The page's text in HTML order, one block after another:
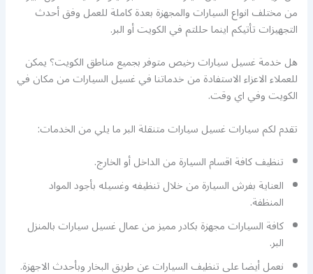
من مختلف انواع السيارات والمجهزة بعدة كاملة للعمل وفق أحدث
التجهيزات تأتيكم اينما حللتم في الكويت أو البر.
هل خدمة غسيل سيارات رخيص متوفر بجميع مناطق الكويت؟ يمكن
للعملاء الاعزاء الاستفادة من خدماتنا في غسيل السيارات من مكان في
الكويت وفي اي وقت.
تقدم لكم سيارات غسيل سيارات متنقلة البر ما يلي من الخدمات:
تنظيف كافة اقسام السيارة من الداخل أو الخارج.
العناية بفرش السيارة من خلال تنظيفه وغسيله بأجود المواد
المنظفة.
كافة السيارات مجهزة بكادر مميز من عمال غسيل سيارات بالمنزل
البر.
نعمل أيضا على تنظيف السيارات عن طريق البخار وبأحدث الاجهزة.